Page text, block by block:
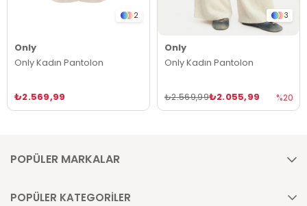
2
Only
Only Kadın Pantolon
₺2.569,99
3
Only
Only Kadın Pantolon
₺2.055,99
₺2.569,99 %20
POPÜLER MARKALAR
POPÜLER KATEGORİLER